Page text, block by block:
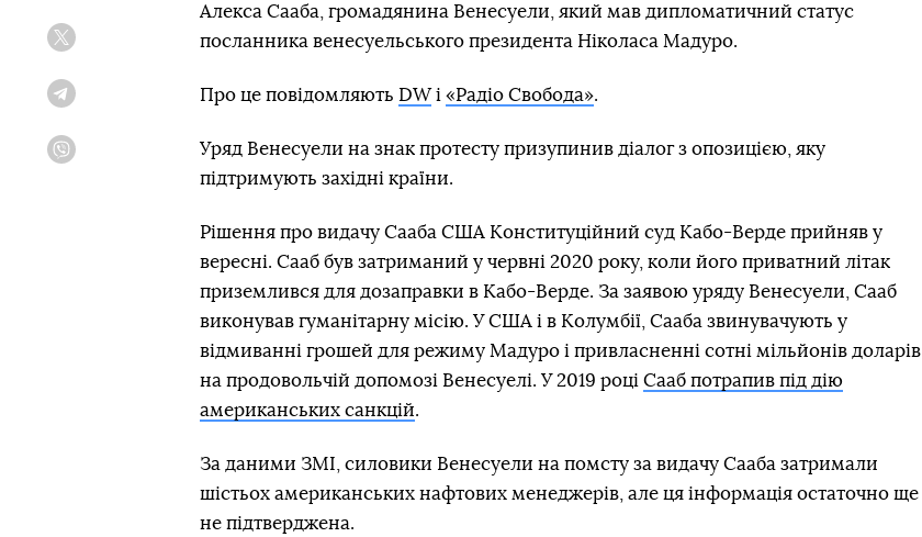
Алекса Сааба, громадянина Венесуели, який мав дипломатичний статус
посланника венесуельського президента Ніколаса Мадуро.
Про це повідомляють DWі «Радіо Свобода».
Уряд Венесуели на знак протесту призупинив діалог з опозицією, яку
підтримують західні країни.
Рішення про видачу Сааба США Конституційний суд Кабо-Верде прийняв у
вересні. Сааб був затриманий у червні 2020 року, коли його приватний літак
приземлився для дозаправки в Кабо-Верде. За заявою уряду Венесуели, Сааб
виконував гуманітарну місію. У США і в Колумбії, Сааба звинувачують у
відмиванні грошей для режиму Мадуро і привласненні сотні мільйонів доларів
на продовольчій допомозі Венесуелі. У 2019 році Сааб потрапив під дію
американських санкцій.
За даними ЗМІ, силовики Венесуели на помсту за видачу Сааба затримали
шістьох американських нафтових менеджерів, але ця інформація остаточно ще
не підтверджена.